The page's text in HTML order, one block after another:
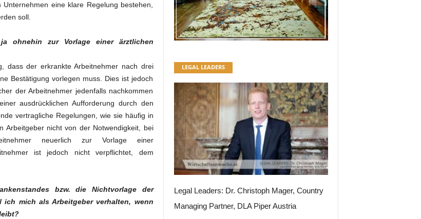
eine klare Regelung bestehen,
soll.
ohnehin zur Vorlage einer ärztlichen
dass der erkrankte Arbeitnehmer nach drei
Bestätigung vorlegen muss. Dies ist jedoch
der Arbeitnehmer jedenfalls nachkommen
ausdrücklichen Aufforderung durch den
vertragliche Regelungen, wie sie häufig in
Arbeitgeber nicht von der Notwendigkeit, bei
neuerlich zur Vorlage einer
ist jedoch nicht verpflichtet, dem
bzw. die Nichtvorlage der
mich als Arbeitgeber verhalten, wenn
LEGAL LEADERS
Legal Leaders: Dr. Christoph Mager, Country
Managing Partner, DLA Piper Austria